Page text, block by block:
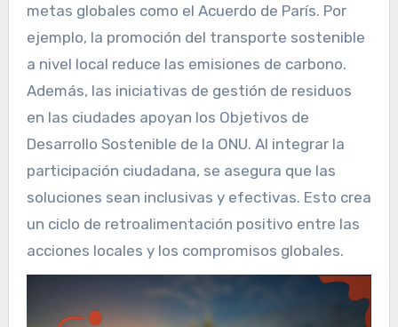
metas globales como el Acuerdo de París. Por
ejemplo, la promoción del transporte sostenible
a nivel local reduce las emisiones de carbono.
Además, las iniciativas de gestión de residuos
en las ciudades apoyan los Objetivos de
Desarrollo Sostenible de la ONU. Al integrar la
participación ciudadana, se asegura que las
soluciones sean inclusivas y efectivas. Esto crea
un ciclo de retroalimentación positivo entre las
acciones locales y los compromisos globales.